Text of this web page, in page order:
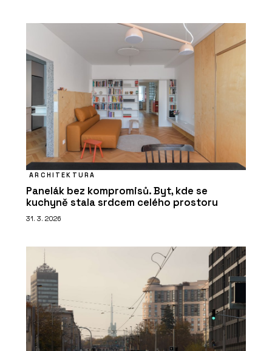
ARCHITEKTURA
Panelák bez kompromisů. Byt, kde se
kuchyně stala srdcem celého prostoru
31. 3. 2026